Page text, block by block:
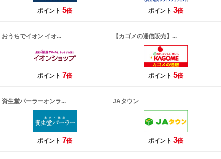
ポイント 5倍 ポイント 3倍
おうちでイオン イオ...
ポイント 7倍
【カゴメの通信販売】...
ポイント 5倍
資生堂パーラーオンラ...
ポイント 7倍
JAタウン
ポイント 3倍